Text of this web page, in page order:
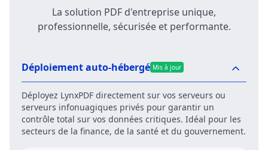
La solution PDF d'entreprise unique,
professionnelle, sécurisée et performante.
Déploiement auto-hébergé Mis à jour
Déployez LynxPDF directement sur vos serveurs ou
serveurs infonuagiques privés pour garantir un
contrôle total sur vos données critiques. Idéal pour les
secteurs de la finance, de la santé et du gouvernement.